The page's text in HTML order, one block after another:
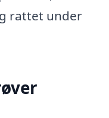
rattet under